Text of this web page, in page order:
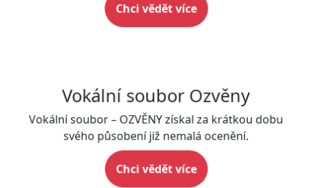
Chci vědět více
Vokální soubor Ozvěny
Vokální soubor – OZVĚNY získal za krátkou dobu
svého působení již nemalá ocenění.
Chci vědět více